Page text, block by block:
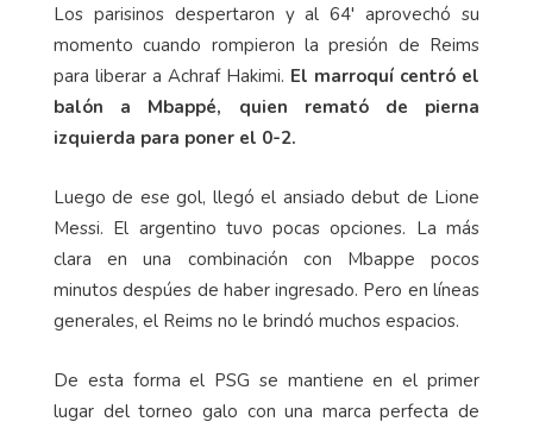
Los parisinos despertaron y al 64' aprovechó su
momento cuando rompieron la presión de Reims
para liberar a Achraf Hakimi. El marroquí centró el
balón a Mbappé, quien remató de pierna
izquierda para poner el 0-2.
Luego de ese gol, llegó el ansiado debut de Lione
Messi. El argentino tuvo pocas opciones. La más
clara en una combinación con Mbappe pocos
minutos despúes de haber ingresado. Pero en líneas
generales, el Reims no le brindó muchos espacios.
De esta forma el PSG se mantiene en el primer
lugar del torneo galo con una marca perfecta de